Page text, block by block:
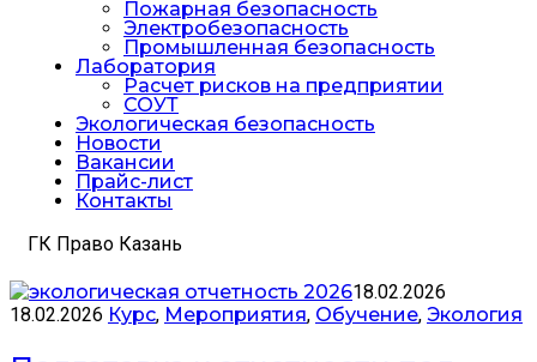
Пожарная безопасность
Электробезопасность
Промышленная безопасность
Лаборатория
Расчет рисков на предприятии
СОУТ
Экологическая безопасность
Новости
Вакансии
Прайс-лист
Контакты
ГК Право Казань
18.02.2026
18.02.2026 Курс, Мероприятия, Обучение, Экология